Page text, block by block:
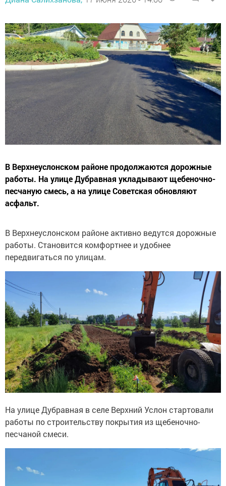
В Верхнеуслонском районе продолжаются дорожные
работы. На улице Дубравная укладывают щебеночно-
песчаную смесь, а на улице Советская обновляют
асфальт.
В Верхнеуслонском районе активно ведутся дорожные
работы. Становится комфортнее и удобнее
передвигаться по улицам.
На улице Дубравная в селе Верхний Услон стартовали
работы по строительству покрытия из щебеночно-
песчаной смеси.